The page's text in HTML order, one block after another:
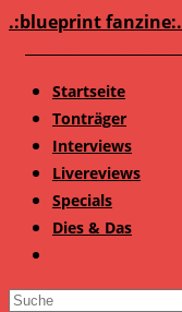
Zum
.:blueprint fanzine:.
Startseite
Tonträger
Interviews
Livereviews
Specials
Dies & Das
Search